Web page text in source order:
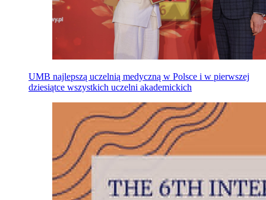
UMB najlepszą uczelnią medyczną w Polsce i w pierwszej
dziesiątce wszystkich uczelni akademickich